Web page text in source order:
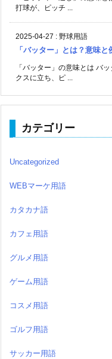
打球が、ピッチ ...
2025-04-27 : 野球用語
「バッター」とは？意味と
「バッター」の意味とは バ
クスに立ち、ピ ...
カテゴリー
Uncategorized
WEBマーケ用語
カタカナ語
カフェ用語
グルメ用語
ゲーム用語
コスメ用語
ゴルフ用語
サッカー用語